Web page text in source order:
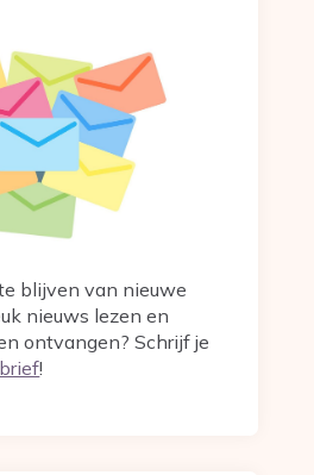
blijven van nieuwe
nieuws lezen en
ontvangen? Schrijf je
!